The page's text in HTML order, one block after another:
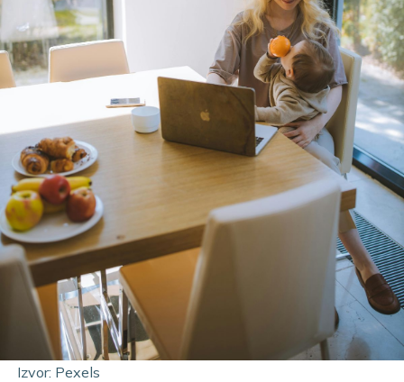
Izvor: Pexels